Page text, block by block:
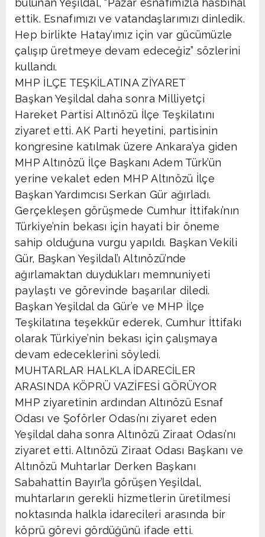
bulunan Yeşildal, “Pazar esnafımızla hasbihal
ettik. Esnafımızı ve vatandaşlarımızı dinledik.
Hep birlikte Hatay’ımız için var gücümüzle
çalışıp üretmeye devam edeceğiz” sözlerini
kullandı.
MHP İLÇE TEŞKİLATINA ZİYARET
Başkan Yeşildal daha sonra Milliyetçi
Hareket Partisi Altınözü İlçe Teşkilatını
ziyaret etti. AK Parti heyetini, partisinin
kongresine katılmak üzere Ankara’ya giden
MHP Altınözü İlçe Başkanı Adem Türk’ün
yerine vekalet eden MHP Altınözü İlçe
Başkan Yardımcısı Serkan Gür ağırladı.
Gerçekleşen görüşmede Cumhur İttifakı’nın
Türkiye’nin bekası için hayati bir öneme
sahip olduğuna vurgu yapıldı. Başkan Vekili
Gür, Başkan Yeşildal’ı Altınözü’nde
ağırlamaktan duydukları memnuniyeti
paylaştı ve görevinde başarılar diledi.
Başkan Yeşildal da Gür’e ve MHP İlçe
Teşkilatına teşekkür ederek, Cumhur İttifakı
olarak Türkiye’nin bekası için çalışmaya
devam edeceklerini söyledi.
MUHTARLAR HALKLA İDARECİLER
ARASINDA KÖPRÜ VAZİFESİ GÖRÜYOR
MHP ziyaretinin ardından Altınözü Esnaf
Odası ve Şoförler Odası’nı ziyaret eden
Yeşildal daha sonra Altınözü Ziraat Odası’nı
ziyaret etti. Altınözü Ziraat Odası Başkanı ve
Altınözü Muhtarlar Derken Başkanı
Sabahattin Bayır’la görüşen Yeşildal,
muhtarların gerekli hizmetlerin üretilmesi
noktasında halkla idarecileri arasında bir
köprü görevi gördüğünü ifade etti.